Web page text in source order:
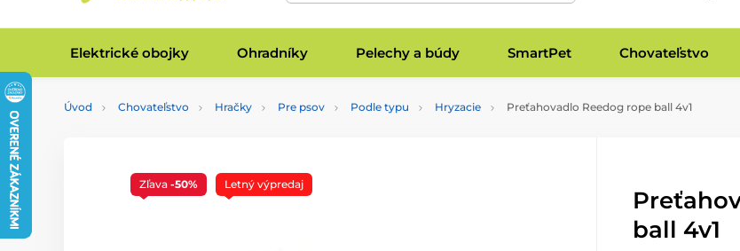
Elektrické obojky Ohradníky Pelechy a búdy SmartPet Chovateľstvo
Úvod Chovateľstvo Hračky Pre psov Podle typu Hryzacie Preťahovadlo Reedog rope ball 4v1
Zľava -50% Letný výpredaj
ball 4v1